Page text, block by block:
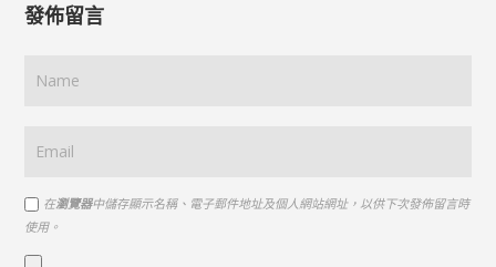
發佈留言
在瀏覽器中儲存顯示名稱、電子郵件地址及個人網站網址，以供下次發佈留言時
使用。